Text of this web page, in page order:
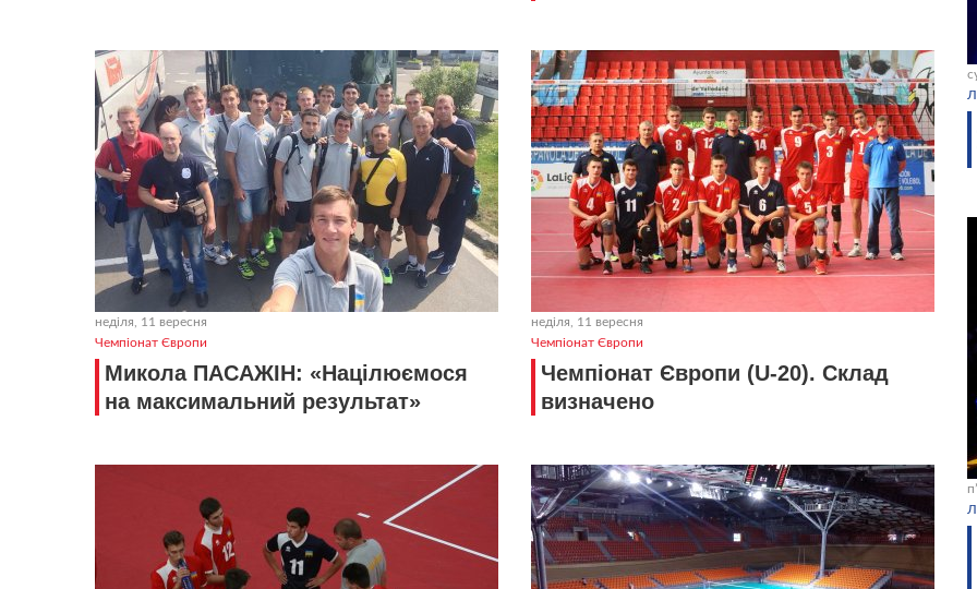
неділя, 11 вересня
Чемпіонат Європи
Микола ПАСАЖІН: «Націлюємося
на максимальний результат»
неділя, 11 вересня
Чемпіонат Європи
Чемпіонат Європи (U-20). Склад
визначено